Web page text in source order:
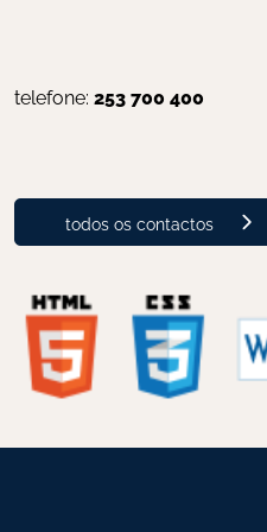
telefone: 253 700 400
todos os contactos